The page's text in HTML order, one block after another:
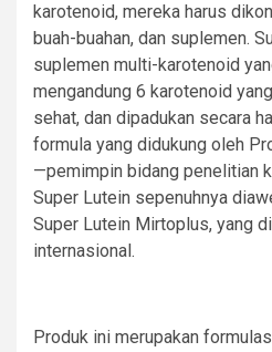
karotenoid, mereka harus
buah-buahan, dan suplemen.
suplemen multi-karotenoid
mengandung 6 karotenoid
sehat, dan dipadukan secara
formula yang didukung oleh
—pemimpin bidang penelitian
Super Lutein sepenuhnya
Super Lutein Mirtoplus, yang
internasional.
Produk ini merupakan